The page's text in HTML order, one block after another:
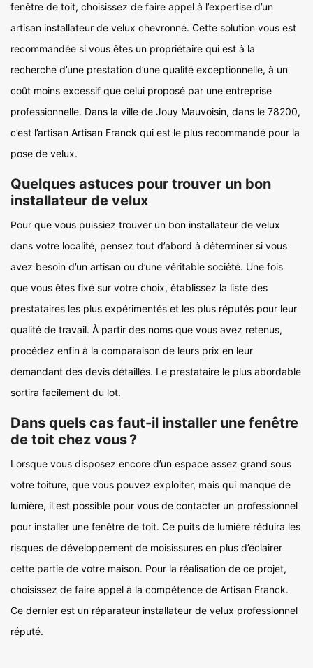
fenêtre de toit, choisissez de faire appel à l’expertise d’un
artisan installateur de velux chevronné. Cette solution vous est
recommandée si vous êtes un propriétaire qui est à la
recherche d’une prestation d’une qualité exceptionnelle, à un
coût moins excessif que celui proposé par une entreprise
professionnelle. Dans la ville de Jouy Mauvoisin, dans le 78200,
c’est l’artisan Artisan Franck qui est le plus recommandé pour la
pose de velux.
Quelques astuces pour trouver un bon
installateur de velux
Pour que vous puissiez trouver un bon installateur de velux
dans votre localité, pensez tout d’abord à déterminer si vous
avez besoin d’un artisan ou d’une véritable société. Une fois
que vous êtes fixé sur votre choix, établissez la liste des
prestataires les plus expérimentés et les plus réputés pour leur
qualité de travail. À partir des noms que vous avez retenus,
procédez enfin à la comparaison de leurs prix en leur
demandant des devis détaillés. Le prestataire le plus abordable
sortira facilement du lot.
Dans quels cas faut-il installer une fenêtre
de toit chez vous ?
Lorsque vous disposez encore d’un espace assez grand sous
votre toiture, que vous pouvez exploiter, mais qui manque de
lumière, il est possible pour vous de contacter un professionnel
pour installer une fenêtre de toit. Ce puits de lumière réduira les
risques de développement de moisissures en plus d’éclairer
cette partie de votre maison. Pour la réalisation de ce projet,
choisissez de faire appel à la compétence de Artisan Franck.
Ce dernier est un réparateur installateur de velux professionnel
réputé.